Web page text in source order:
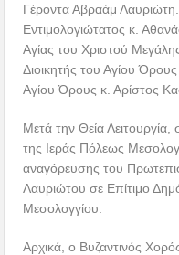
Γέροντα Αβραάμ
Εντιμολογιώτατος κ.
Αγίας του Χριστού
Διοικητής του Αγίου
Αγίου Όρους κ. Αρίστος
Μετά την Θεία Λειτουργία,
της Ιεράς Πόλεως
αναγόρευσης του
Λαυριώτου σε Επίτιμο
Μεσολογγίου.
Αρχικά, ο Βυζαντινός